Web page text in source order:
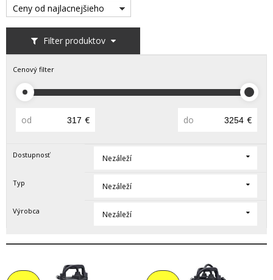
Filter produktov
Ceny od najlacnejšieho
Cenový filter
od € do €
Dostupnosť Nezáleží
Typ Nezáleží
Výrobca Nezáleží